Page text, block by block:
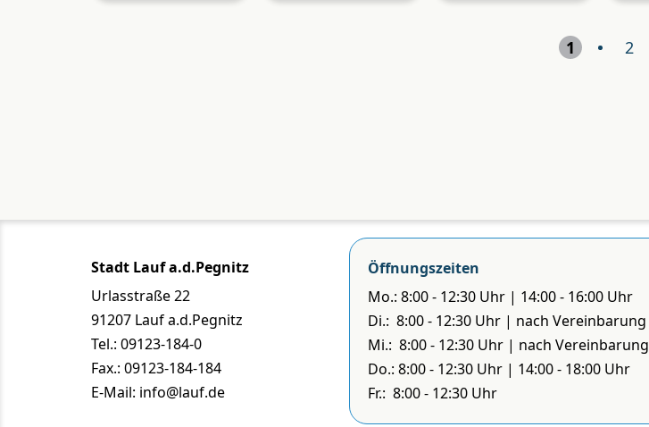
1 2
Stadt Lauf a.d.Pegnitz
Urlasstraße 22
91207 Lauf a.d.Pegnitz
Tel.: 09123-184-0
Fax.: 09123-184-184
E-Mail: info@lauf.de
Öffnungszeiten
Mo.: 8:00 - 12:30 Uhr | 14:00 - 16:00 Uhr
Di.: 8:00 - 12:30 Uhr | nach Vereinbarung
Mi.: 8:00 - 12:30 Uhr | nach Vereinbarung
Do.: 8:00 - 12:30 Uhr | 14:00 - 18:00 Uhr
Fr.: 8:00 - 12:30 Uhr